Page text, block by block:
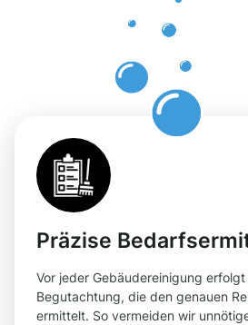
Präzise
Vor jeder Gebäudereinigung
Begutachtung, die den genauen
ermittelt. So vermeiden wir